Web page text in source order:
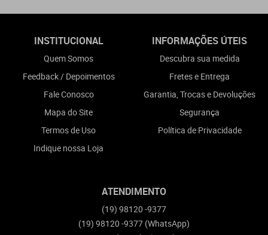
INSTITUCIONAL
Quem Somos
Feedback / Depoimentos
Fale Conosco
Mapa do Site
Termos de Uso
Indique nossa Loja
INFORMAÇÕES ÚTEIS
Descubra sua medida
Fretes e Entrega
Garantia, Trocas e Devoluções
Segurança
Política de Privacidade
ATENDIMENTO
(19) 98120 -9377
(19) 98120 -9377 (WhatsApp)